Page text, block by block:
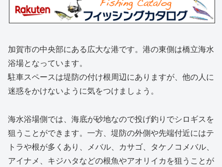
加賀市の中央部にある広大な港です。港の東側は橋立海水
浴場となっています。
駐車スペースは堤防の付け根周辺にありますが、他の人に
迷惑をかけないように気をつけましょう。
海水浴場側では、海底が砂地なので投げ釣りでシロギスを
狙うことができます。一方、堤防の外側や先端付近にはテ
トラや根が多くあり、メバル、カサゴ、タケノコメバル、
アイナメ、キジハタなどの根魚やアオリイカを狙うことが